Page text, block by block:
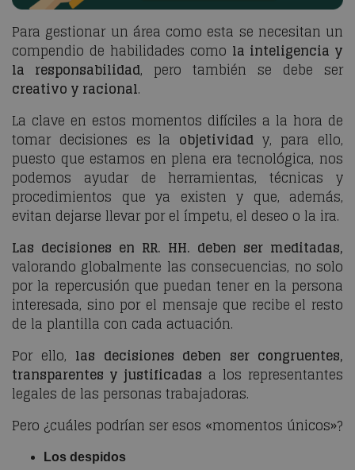
Para gestionar un área como esta se necesitan un
compendio de habilidades como la inteligencia y
la responsabilidad, pero también se debe ser
creativo y racional.
La clave en estos momentos difíciles a la hora de
tomar decisiones es la objetividad y, para ello,
puesto que estamos en plena era tecnológica, nos
podemos ayudar de herramientas, técnicas y
procedimientos que ya existen y que, además,
evitan dejarse llevar por el ímpetu, el deseo o la ira.
Las decisiones en RR. HH. deben ser meditadas,
valorando globalmente las consecuencias, no solo
por la repercusión que puedan tener en la persona
interesada, sino por el mensaje que recibe el resto
de la plantilla con cada actuación.
Por ello, las decisiones deben ser congruentes,
transparentes y justificadas a los representantes
legales de las personas trabajadoras.
Pero ¿cuáles podrían ser esos «momentos únicos»?
Los despidos